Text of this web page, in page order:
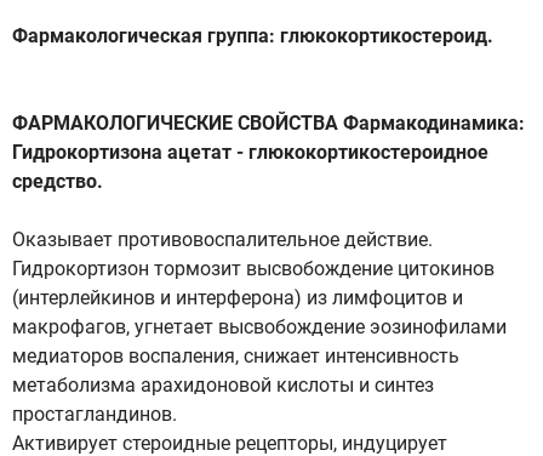
Фармакологическая группа: глюкокортикостероид.
ФАРМАКОЛОГИЧЕСКИЕ СВОЙСТВА Фармакодинамика:
Гидрокортизона ацетат - глюкокортикостероидное
средство.
Оказывает противовоспалительное действие.
Гидрокортизон тормозит высвобождение цитокинов
(интерлейкинов и интерферона) из лимфоцитов и
макрофагов, угнетает высвобождение эозинофилами
медиаторов воспаления, снижает интенсивность
метаболизма арахидоновой кислоты и синтез
простагландинов.
Активирует стероидные рецепторы, индуцирует